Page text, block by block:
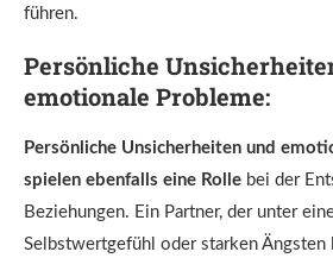
führen.
Persönliche
emotionale Probleme:
Persönliche Unsicherheiten und
spielen ebenfalls eine Rolle bei der
Beziehungen. Ein Partner, der unter
Selbstwertgefühl oder starken Ängsten